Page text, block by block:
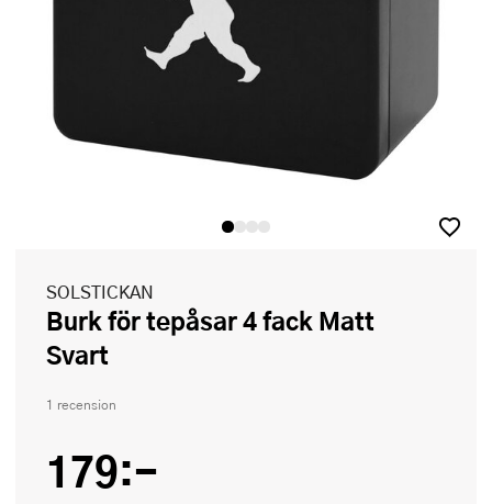
SOLSTICKAN
Burk för tepåsar 4 fack Matt
Svart
1 recension
179:-